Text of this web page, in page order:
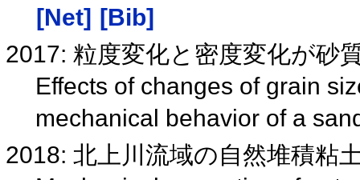
[Net]
[Bib]
2017: 粒度変化と密度変化が砂
Effects of changes of grain
mechanical behavior of a
2018: 北上川流域の自然堆積粘